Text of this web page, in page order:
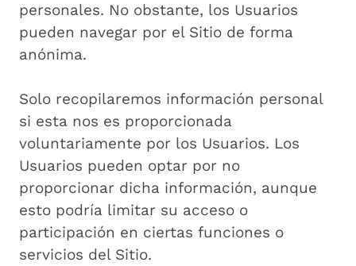
personales. No obstante, los Usuarios
pueden navegar por el Sitio de forma
anónima.
Solo recopilaremos información personal
si esta nos es proporcionada
voluntariamente por los Usuarios. Los
Usuarios pueden optar por no
proporcionar dicha información, aunque
esto podría limitar su acceso o
participación en ciertas funciones o
servicios del Sitio.